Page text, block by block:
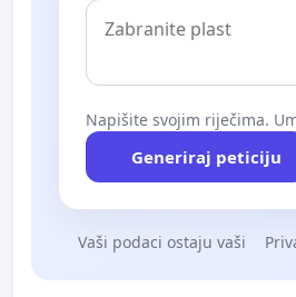
Napišite svojim riječima.
Generiraj peticiju
Vaši podaci ostaju vaši